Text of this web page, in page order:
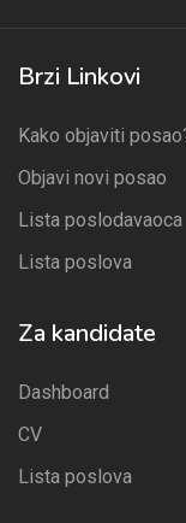
Brzi Linkovi
Kako objaviti
Objavi novi posao
Lista poslodavaoca
Lista poslova
Za kandidate
Dashboard
CV
Lista poslova